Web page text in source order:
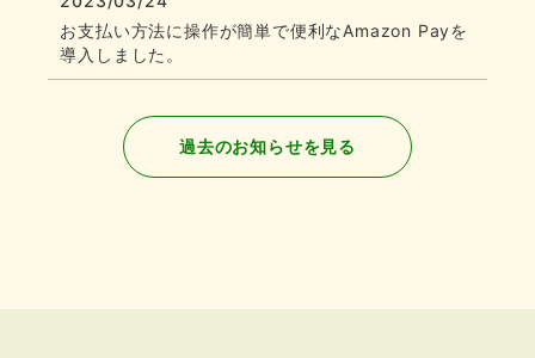
お支払い方法に操作が簡単で便利なAmazon Payを
導入しました。
過去のお知らせを見る